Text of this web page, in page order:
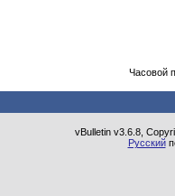
Часовой
vBulletin v3.6.8,
Русский